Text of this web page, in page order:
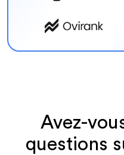
Avez-
questions